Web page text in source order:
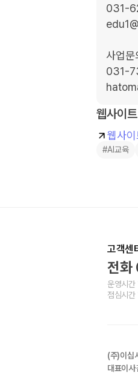
031-
사업문
031-
웹사이트
웹사이
#AI교육
고객센
전화
운영시간
점심시간
(주)이십
대표이사